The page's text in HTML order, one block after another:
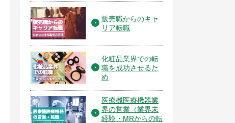
販売職からのキャ
リア転職
化粧品業界での転
職を成功させるた
め
医療機医療機器業
界の営業（業界未
経験・MRからの転